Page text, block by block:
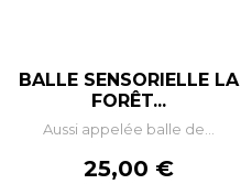
BALLE SENSORIELLE LA
FORÊT...
Aussi appelée balle de...
Prix
25,00 €